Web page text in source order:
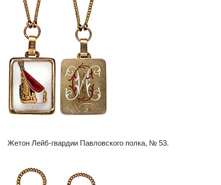
Жетон Лейб-гвардии Павловского полка, № 53.